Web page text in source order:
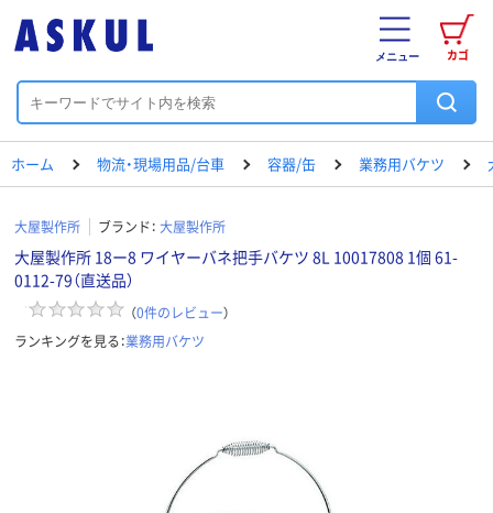
カゴ
メニュー
ホーム 物流・現場用品/台車 容器/缶 業務用バケツ
大屋製作所 ブランド： 大屋製作所
大屋製作所 18ー8 ワイヤーバネ把手バケツ 8L 10017808 1個 61-
0112-79（直送品）
（0件のレビュー）
ランキングを見る：業務用バケツ